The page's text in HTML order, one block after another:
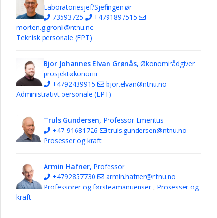
Laboratoriesjef/Sjefingeniør
73593725
+4791897515
morten.g.gronli@ntnu.no
Teknisk personale (EPT)
Bjor Johannes Elvan Grønås, Økonomirådgiver
prosjektøkonomi
+4792439915
bjor.elvan@ntnu.no
Administrativt personale (EPT)
Truls Gundersen, Professor Emeritus
+47-91681726
truls.gundersen@ntnu.no
Prosesser og kraft
Armin Hafner, Professor
+4792857730
armin.hafner@ntnu.no
Professorer og førsteamanuenser , Prosesser og
kraft